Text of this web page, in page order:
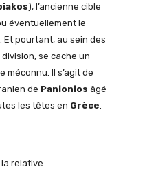
), l’ancienne cible
éventuellement le
Et pourtant, au sein des
se cache un
Il s’agit de
de Panionios âgé
les têtes en Grèce
relative